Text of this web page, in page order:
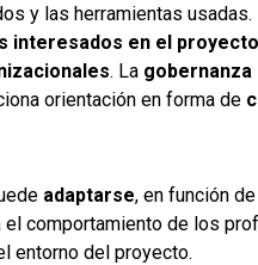
y las herramientas usadas.
interesados en el
. La
orientación en forma de
adaptarse, en función
comportamiento de los
entorno del proyecto.